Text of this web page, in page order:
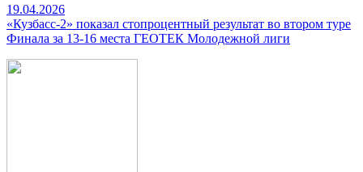
19.04.2026
«Кузбасс-2» показал стопроцентный результат во втором туре
Финала за 13-16 места ГЕОТЕК Молодежной лиги